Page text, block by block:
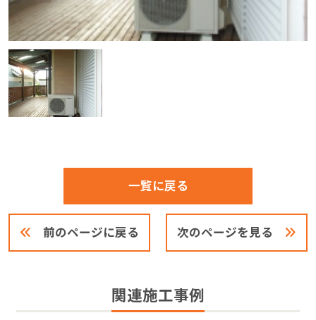
前のページに戻る
一覧に戻る
次のページを見る
関連施工事例